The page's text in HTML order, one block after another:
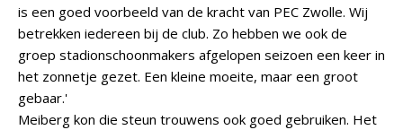
is een goed voorbeeld van de kracht van PEC Zwolle. Wij
betrekken iedereen bij de club. Zo hebben we ook de
groep stadionschoonmakers afgelopen seizoen een keer in
het zonnetje gezet. Een kleine moeite, maar een groot
gebaar.'
Meiberg kon die steun trouwens ook goed gebruiken. Het